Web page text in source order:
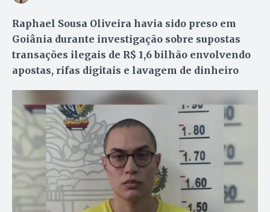
Raphael Sousa Oliveira havia sido preso em
Goiânia durante investigação sobre supostas
transações ilegais de R$ 1,6 bilhão envolvendo
apostas, rifas digitais e lavagem de dinheiro